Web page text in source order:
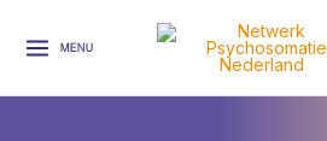
naar
inhoud
MENU